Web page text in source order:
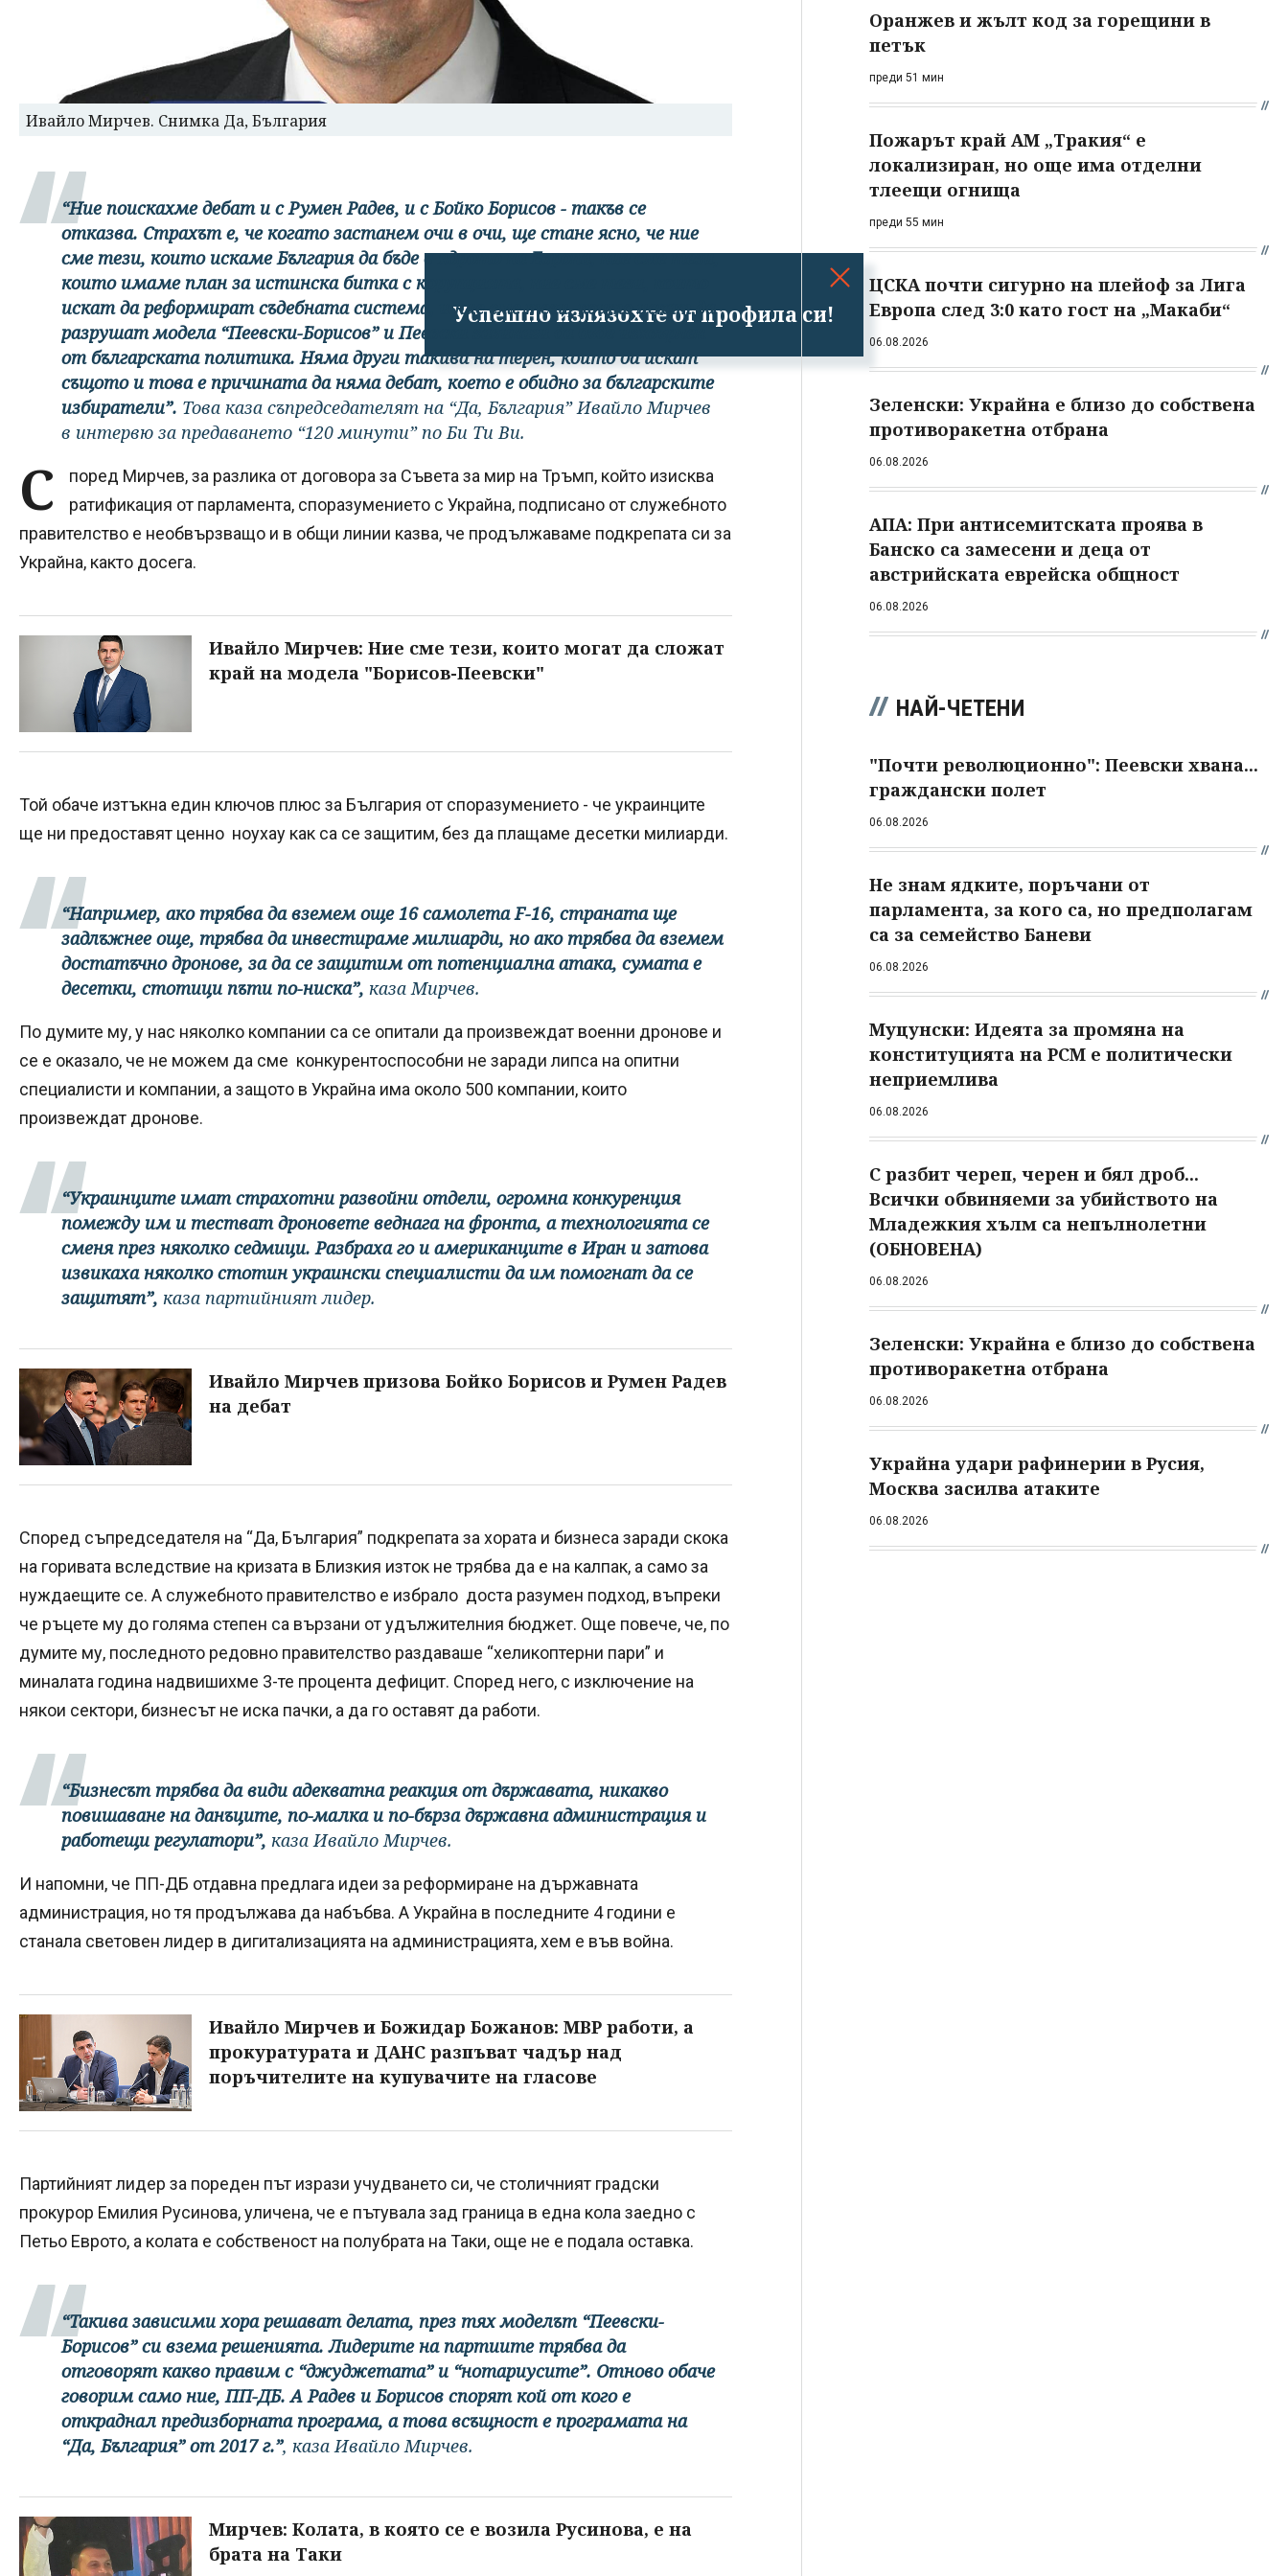
Успешно излязохте от профила си!
Ивайло Мирчев. Снимка Да, България
“Ние поискахме дебат и с Румен Радев, и с Бойко Борисов - такъв се
отказва. Страхът е, че когато застанем очи в очи, ще стане ясно, че ние
сме тези, които искаме България да бъде в ядрото на Европа, ние сме тези,
които имаме план за истинска битка с корупцията, ние сме тези, които
искат да реформират съдебната система, и ние сме тези, които искат да
разрушат модела “Пеевски-Борисов” и Пеевски завинаги да бъде изхвърлен
от българската политика. Няма други такива на терен, които да искат
същото и това е причината да няма дебат, което е обидно за българските
избиратели”. Това каза съпредседателят на “Да, България” Ивайло Мирчев
в интервю за предаването “120 минути” по Би Ти Ви.
С
поред Мирчев, за разлика от договора за Съвета за мир на Тръмп, който изисква
ратификация от парламента, споразумението с Украйна, подписано от служебното
правителство е необвързващо и в общи линии казва, че продължаваме подкрепата си за
Украйна, както досега.
Ивайло Мирчев: Ние сме тези, които могат да сложат
край на модела "Борисов-Пеевски"
Той обаче изтъкна един ключов плюс за България от споразумението - че украинците
ще ни предоставят ценно ноухау как са се защитим, без да плащаме десетки милиарди.
“Например, ако трябва да вземем още 16 самолета F-16, страната ще
задлъжнее още, трябва да инвестираме милиарди, но ако трябва да вземем
достатъчно дронове, за да се защитим от потенциална атака, сумата е
десетки, стотици пъти по-ниска”, каза Мирчев.
По думите му, у нас няколко компании са се опитали да произвеждат военни дронове и
се е оказало, че не можем да сме конкурентоспособни не заради липса на опитни
специалисти и компании, а защото в Украйна има около 500 компании, които
произвеждат дронове.
“Украинците имат страхотни развойни отдели, огромна конкуренция
помежду им и тестват дроновете веднага на фронта, а технологията се
сменя през няколко седмици. Разбраха го и американците в Иран и затова
извикаха няколко стотин украински специалисти да им помогнат да се
защитят”, каза партийният лидер.
Ивайло Мирчев призова Бойко Борисов и Румен Радев
на дебат
Според съпредседателя на “Да, България” подкрепата за хората и бизнеса заради скока
на горивата вследствие на кризата в Близкия изток не трябва да е на калпак, а само за
нуждаещите се. А служебното правителство е избрало доста разумен подход, въпреки
че ръцете му до голяма степен са вързани от удължителния бюджет. Още повече, че, по
думите му, последното редовно правителство раздаваше “хеликоптерни пари” и
миналата година надвишихме 3-те процента дефицит. Според него, с изключение на
някои сектори, бизнесът не иска пачки, а да го оставят да работи.
“Бизнесът трябва да види адекватна реакция от държавата, никакво
повишаване на данъците, по-малка и по-бърза държавна администрация и
работещи регулатори”, каза Ивайло Мирчев.
И напомни, че ПП-ДБ отдавна предлага идеи за реформиране на държавната
администрация, но тя продължава да набъбва. А Украйна в последните 4 години е
станала световен лидер в дигитализацията на администрацията, хем е във война.
Ивайло Мирчев и Божидар Божанов: МВР работи, а
прокуратурата и ДАНС разпъват чадър над
поръчителите на купувачите на гласове
Партийният лидер за пореден път изрази учудването си, че столичният градски
прокурор Емилия Русинова, уличена, че е пътувала зад граница в една кола заедно с
Петьо Еврото, а колата е собственост на полубрата на Таки, още не е подала оставка.
“Такива зависими хора решават делата, през тях моделът “Пеевски-
Борисов” си взема решенията. Лидерите на партиите трябва да
отговорят какво правим с “джуджетата” и “нотариусите”. Отново обаче
говорим само ние, ПП-ДБ. А Радев и Борисов спорят кой от кого е
откраднал предизборната програма, а това всъщност е програмата на
“Да, България” от 2017 г.”, каза Ивайло Мирчев.
Мирчев: Колата, в която се е возила Русинова, е на
брата на Таки
Оранжев и жълт код за горещини в
петък
преди 51 мин
Пожарът край АМ „Тракия“ е
локализиран, но още има отделни
тлеещи огнища
преди 55 мин
ЦСКА почти сигурно на плейоф за Лига
Европа след 3:0 като гост на „Макаби“
06.08.2026
Зеленски: Украйна е близо до собствена
противоракетна отбрана
06.08.2026
АПА: При антисемитската проява в
Банско са замесени и деца от
австрийската еврейска общност
06.08.2026
НАЙ-ЧЕТЕНИ
"Почти революционно": Пеевски хвана...
граждански полет
06.08.2026
Не знам ядките, поръчани от
парламента, за кого са, но предполагам
са за семейство Баневи
06.08.2026
Муцунски: Идеята за промяна на
конституцията на РСМ е политически
неприемлива
06.08.2026
С разбит череп, черен и бял дроб...
Всички обвиняеми за убийството на
Младежкия хълм са непълнолетни
(ОБНОВЕНА)
06.08.2026
Зеленски: Украйна е близо до собствена
противоракетна отбрана
06.08.2026
Украйна удари рафинерии в Русия,
Москва засилва атаките
06.08.2026